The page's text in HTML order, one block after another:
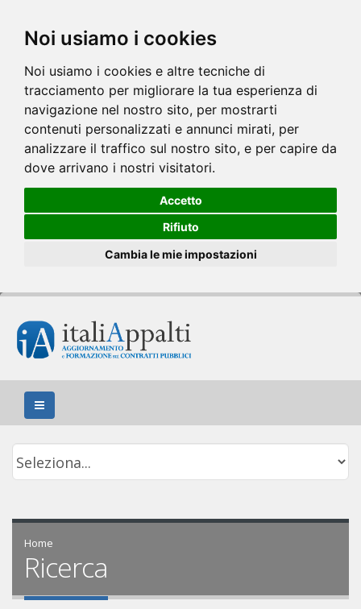
Noi usiamo i cookies
Noi usiamo i cookies e altre tecniche di
tracciamento per migliorare la tua esperienza di
navigazione nel nostro sito, per mostrarti
contenuti personalizzati e annunci mirati, per
analizzare il traffico sul nostro sito, e per capire da
dove arrivano i nostri visitatori.
Accetto
Rifiuto
Cambia le mie impostazioni
Home
Ricerca